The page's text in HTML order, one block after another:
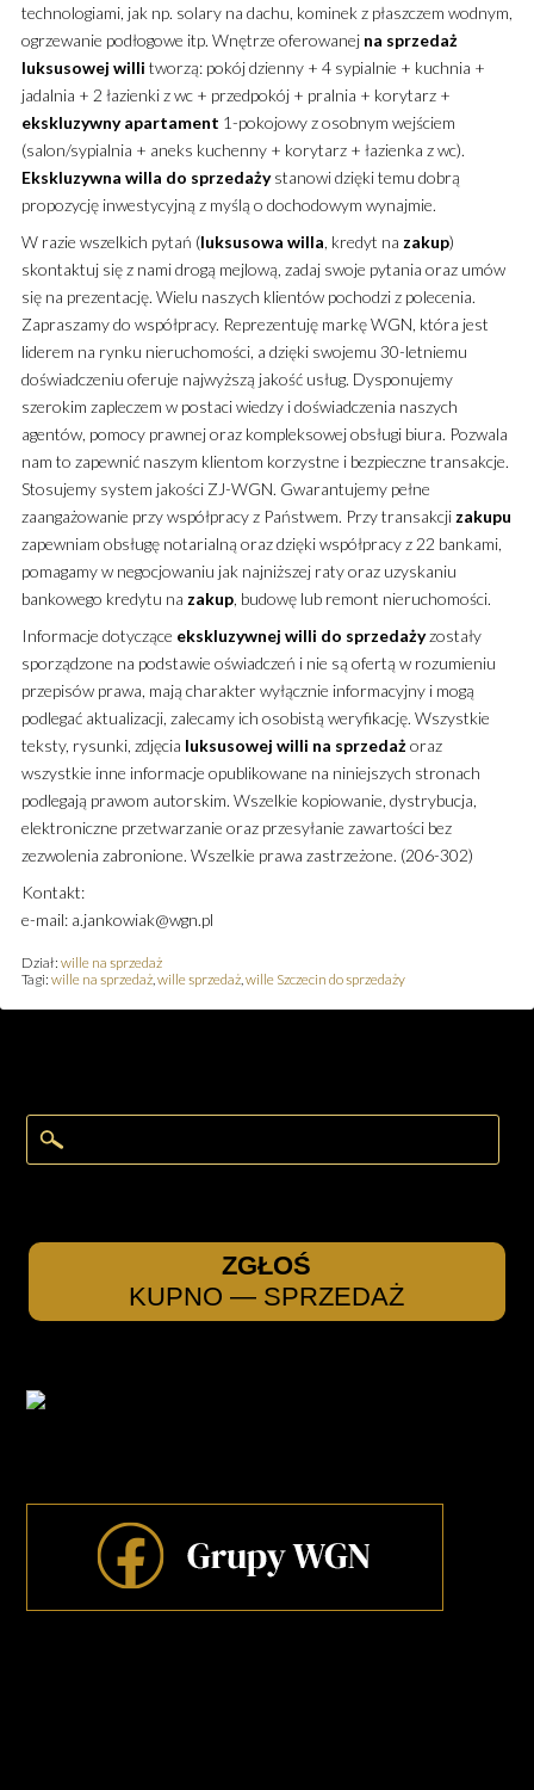
technologiami, jak np. solary na dachu, kominek z płaszczem wodnym,
ogrzewanie podłogowe itp. Wnętrze oferowanej na sprzedaż
luksusowej willi tworzą: pokój dzienny + 4 sypialnie + kuchnia +
jadalnia + 2 łazienki z wc + przedpokój + pralnia + korytarz +
ekskluzywny apartament 1-pokojowy z osobnym wejściem
(salon/sypialnia + aneks kuchenny + korytarz + łazienka z wc).
Ekskluzywna willa do sprzedażystanowi dzięki temu dobrą
propozycję inwestycyjną z myślą o dochodowym wynajmie.
W razie wszelkich pytań (luksusowa willa, kredyt na zakup)
skontaktuj się z nami drogą mejlową, zadaj swoje pytania oraz umów
się na prezentację. Wielu naszych klientów pochodzi z polecenia.
Zapraszamy do współpracy. Reprezentuję markę WGN, która jest
liderem na rynku nieruchomości, a dzięki swojemu 30-letniemu
doświadczeniu oferuje najwyższą jakość usług. Dysponujemy
szerokim zapleczem w postaci wiedzy i doświadczenia naszych
agentów, pomocy prawnej oraz kompleksowej obsługi biura. Pozwala
nam to zapewnić naszym klientom korzystne i bezpieczne transakcje.
Stosujemy system jakości ZJ-WGN. Gwarantujemy pełne
zaangażowanie przy współpracy z Państwem. Przy transakcji zakupu
zapewniam obsługę notarialną oraz dzięki współpracy z 22 bankami,
pomagamy w negocjowaniu jak najniższej raty oraz uzyskaniu
bankowego kredytu na zakup, budowę lub remont nieruchomości.
Informacje dotyczące ekskluzywnej willi do sprzedażyzostały
sporządzone na podstawie oświadczeń i nie są ofertą w rozumieniu
przepisów prawa, mają charakter wyłącznie informacyjny i mogą
podlegać aktualizacji, zalecamy ich osobistą weryfikację. Wszystkie
teksty, rysunki, zdjęcia luksusowej willi na sprzedażoraz
wszystkie inne informacje opublikowane na niniejszych stronach
podlegają prawom autorskim. Wszelkie kopiowanie, dystrybucja,
elektroniczne przetwarzanie oraz przesyłanie zawartości bez
zezwolenia zabronione. Wszelkie prawa zastrzeżone. (206-302)
Kontakt:
e-mail: a.jankowiak@wgn.pl
Dział: wille na sprzedaż
Tagi: wille na sprzedaż, wille sprzedaż, wille Szczecin do sprzedaży
ZGŁOŚ
KUPNO — SPRZEDAŻ